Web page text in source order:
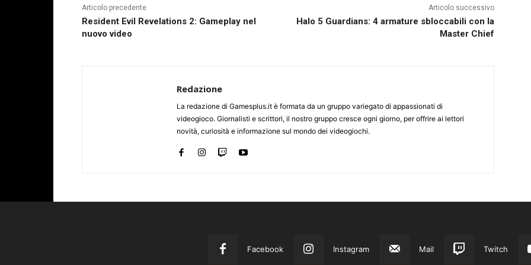
Articolo precedente
Resident Evil Revelations 2: Gameplay nel
nuovo video
Articolo successivo
Halo 5 Guardians: 4 armature sbloccabili con la
Master Chief
Redazione
La redazione di Gamesplus.it è formata da un gruppo variegato di appassionati di
videogioco. Giornalisti e scrittori, il nostro gruppo cresce ogni giorno, per offrire ai lettori
novità, curiosità e informazione sul mondo dei videogiochi.
Facebook Instagram Mail Twitch